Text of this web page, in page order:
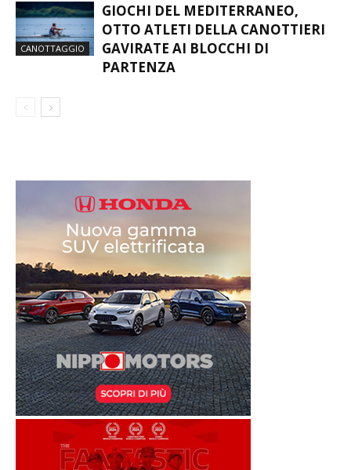
CANOTTAGGIO
GIOCHI DEL MEDITERRANEO,
OTTO ATLETI DELLA CANOTTIERI
GAVIRATE AI BLOCCHI DI
PARTENZA